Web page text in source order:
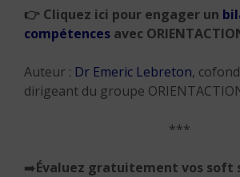
👉 Cliquez ici pour engager un
compétences avec
Auteur : Dr Emeric Lebreton,
dirigeant du groupe
***
➡️Évaluez gratuitement vos soft